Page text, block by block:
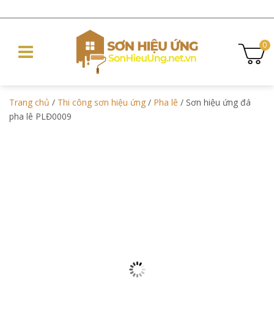
0
Trang chủ / Thi công sơn hiệu ứng / Pha lê / Sơn hiệu ứng đá
pha lê PLĐ0009